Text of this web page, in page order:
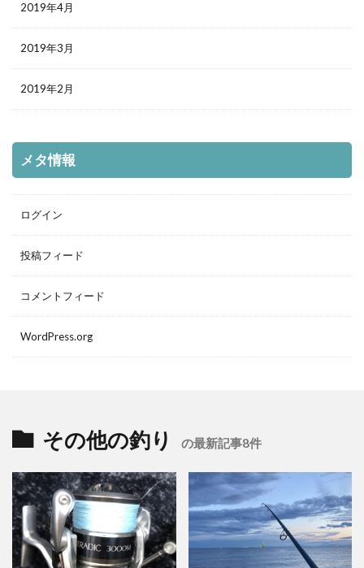
2019年4月
2019年3月
2019年2月
メタ情報
ログイン
投稿フィード
コメントフィード
WordPress.org
その他の釣り の最新記事8件